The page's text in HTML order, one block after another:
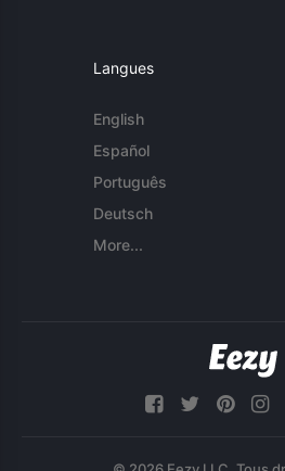
Langues
English
Español
Português
Deutsch
More...